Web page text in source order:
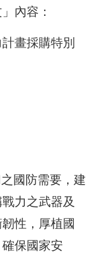
內容：
畫採購特別
國防需要，建
力之武器及
性，厚植國
保國家安